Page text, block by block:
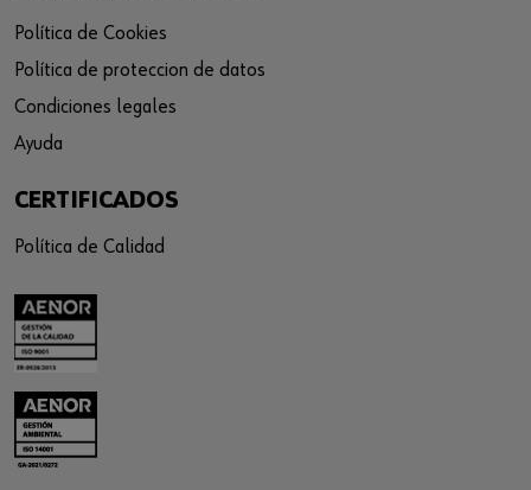
Política de Cookies
Política de proteccion de datos
Condiciones legales
Ayuda
CERTIFICADOS
Política de Calidad